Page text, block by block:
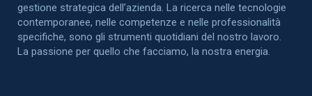
gestione strategica dell’azienda. La ricerca nelle tecnologie
contemporanee, nelle competenze e nelle professionalità
specifiche, sono gli strumenti quotidiani del nostro lavoro.
La passione per quello che facciamo, la nostra energia.